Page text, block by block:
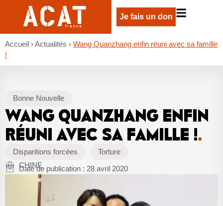
Je fais un don
Accueil ›Actualités › Wang Quanzhang enfin réuni avec sa famille
!
Bonne Nouvelle
WANG QUANZHANG ENFIN
RÉUNI AVEC SA FAMILLE !.
Disparitions forcées
Torture
CHINE
Date de publication : 28 avril 2020